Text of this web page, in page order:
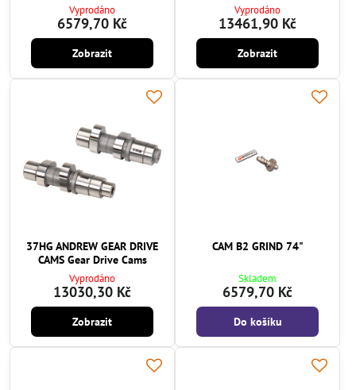
Vyprodáno
6579,70 Kč
Zobrazit
Vyprodáno
13461,90 Kč
Zobrazit
37HG ANDREW GEAR DRIVE
CAMS Gear Drive Cams
Vyprodáno
13030,30 Kč
Zobrazit
CAM B2 GRIND 74"
Skladem
6579,70 Kč
Do košíku